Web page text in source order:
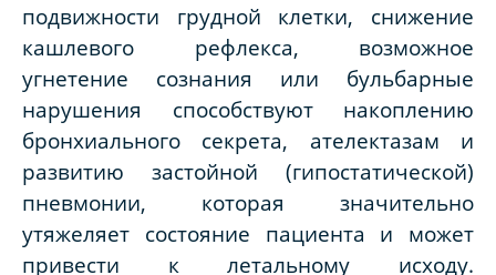
подвижности грудной клетки, снижение
кашлевого рефлекса, возможное
угнетение сознания или бульбарные
нарушения способствуют накоплению
бронхиального секрета, ателектазам и
развитию застойной (гипостатической)
пневмонии, которая значительно
утяжеляет состояние пациента и может
привести к летальному исходу.